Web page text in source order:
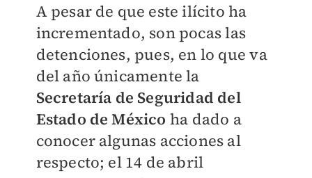
A pesar de que este ilícito ha
incrementado, son pocas las
detenciones, pues, en lo que va
del año únicamente la
Secretaría de Seguridad del
Estado de México ha dado a
conocer algunas acciones al
respecto; el 14 de abril